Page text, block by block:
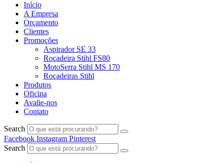
Início
A Empresa
Orçamento
Clientes
Promoções
Aspirador SE 33
Roçadeira Stihl FS80
MotoSerra Stihl MS 170
Roçadeiras Stihl
Produtos
Oficina
Avalie-nos
Contato
Search
Facebook Instagram Pinterest
Search